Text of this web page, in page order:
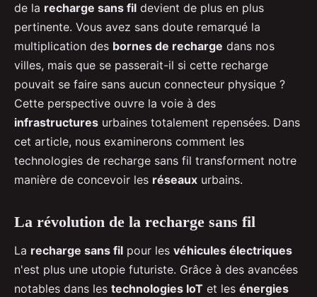
de la recharge sans fil devient de plus en plus
pertinente. Vous avez sans doute remarqué la
multiplication des bornes de recharge dans nos
villes, mais que se passerait-il si cette recharge
pouvait se faire sans aucun connecteur physique ?
Cette perspective ouvre la voie à des
infrastructures urbaines totalement repensées. Dans
cet article, nous examinerons comment les
technologies de recharge sans fil transforment notre
manière de concevoir les réseaux urbains.
La révolution de la recharge sans fil
La recharge sans fil pour les véhicules électriques
n'est plus une utopie futuriste. Grâce à des avancées
notables dans les technologies IoT et les énergies